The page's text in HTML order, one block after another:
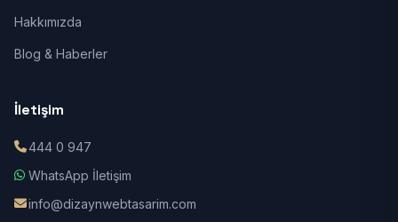
Hakkımızda
Blog & Haberler
İletişim
444 0 947
WhatsApp İletişim
info@dizaynwebtasarim.com